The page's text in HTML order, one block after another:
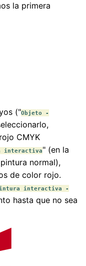
la primera
("Objeto -
CMYK
interactiva" (en la
normal),
de color rojo.
interactiva -
hasta que no sea